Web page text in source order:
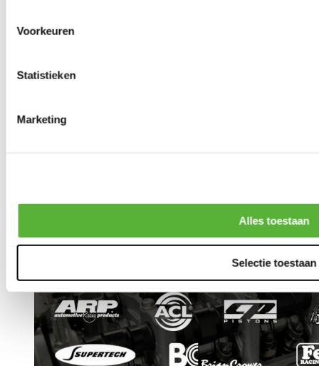
Voorkeuren
Statistieken
Marketing
Alles toestaan
Selectie toestaan